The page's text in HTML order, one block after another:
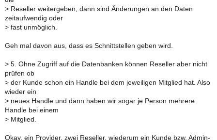
> Reseller weitergeben, dann sind Änderungen an den Daten
zeitaufwendig oder
> fast unmöglich.
Geh mal davon aus, dass es Schnittstellen geben wird.
> 5. Ohne Zugriff auf die Datenbanken können Reseller aber nicht
prüfen ob
> der Kunde schon ein Handle bei dem jeweiligen Mitglied hat. Also
wieder ein
> neues Handle und dann haben wir sogar je Person mehrere
Handle bei einem
> Mitglied.
Okay, ein Provider, zwei Reseller, wiederum ein Kunde bzw. Admin-